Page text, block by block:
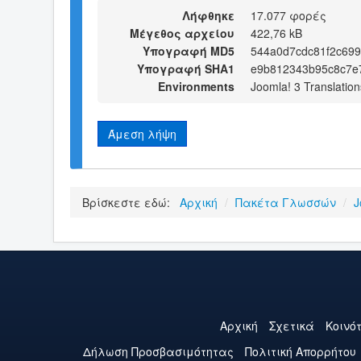
Λήφθηκε
17.077 φορές
Μέγεθος αρχείου
422,76 kB
Υπογραφή MD5
Υπογραφή SHA1
Environments
Joomla! 3
Άμεση λήψη
Βρίσκεστε εδώ: Αρχική / Πακέτα Γλωσσών /
Αρχική Σχετικά
Δήλωση Προσβασιμότητας
Πολιτική Aπορρήτου